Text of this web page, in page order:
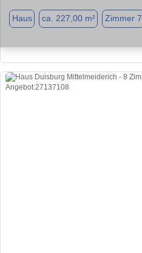
Haus ca. 227,00 m² Zimmer 7